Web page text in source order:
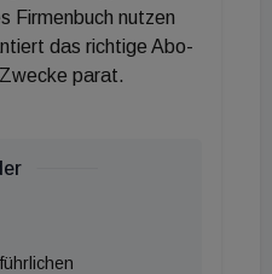
spürbares Anziehen
werden.
Firmenbuch nutzen
das richtige Abo-
parat.